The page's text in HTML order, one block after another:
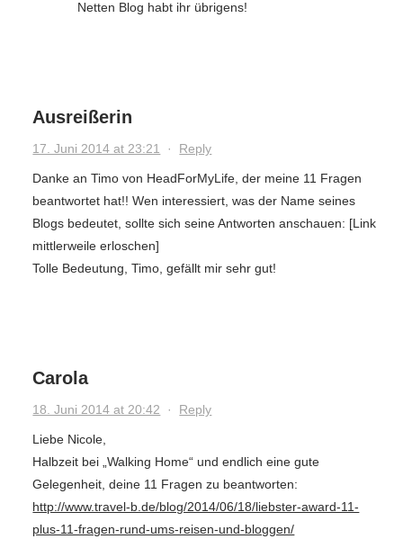
Netten Blog habt ihr übrigens!
Ausreißerin
17. Juni 2014 at 23:21 · Reply
Danke an Timo von HeadForMyLife, der meine 11 Fragen
beantwortet hat!! Wen interessiert, was der Name seines
Blogs bedeutet, sollte sich seine Antworten anschauen: [Link
mittlerweile erloschen]
Tolle Bedeutung, Timo, gefällt mir sehr gut!
Carola
18. Juni 2014 at 20:42 · Reply
Liebe Nicole,
Halbzeit bei „Walking Home“ und endlich eine gute
Gelegenheit, deine 11 Fragen zu beantworten:
http://www.travel-b.de/blog/2014/06/18/liebster-award-11-
plus-11-fragen-rund-ums-reisen-und-bloggen/